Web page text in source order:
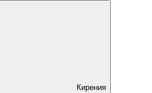
Кирения